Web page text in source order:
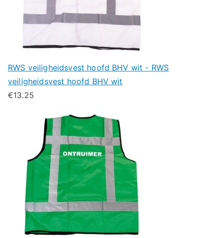
RWS veiligheidsvest hoofd BHV wit - RWS
veiligheidsvest hoofd BHV wit
€13.25